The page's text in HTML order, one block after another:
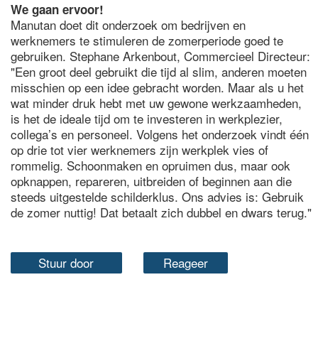
We gaan ervoor!
Manutan doet dit onderzoek om bedrijven en
werknemers te stimuleren de zomerperiode goed te
gebruiken. Stephane Arkenbout, Commercieel Directeur:
"Een groot deel gebruikt die tijd al slim, anderen moeten
misschien op een idee gebracht worden. Maar als u het
wat minder druk hebt met uw gewone werkzaamheden,
is het de ideale tijd om te investeren in werkplezier,
collega’s en personeel. Volgens het onderzoek vindt één
op drie tot vier werknemers zijn werkplek vies of
rommelig. Schoonmaken en opruimen dus, maar ook
opknappen, repareren, uitbreiden of beginnen aan die
steeds uitgestelde schilderklus. Ons advies is: Gebruik
de zomer nuttig! Dat betaalt zich dubbel en dwars terug."
Stuur door Reageer